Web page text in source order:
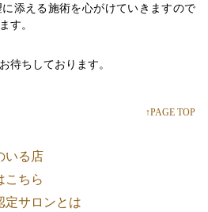
添える施術を心がけていきますので
す。
待ちしております。
↑PAGE TOP